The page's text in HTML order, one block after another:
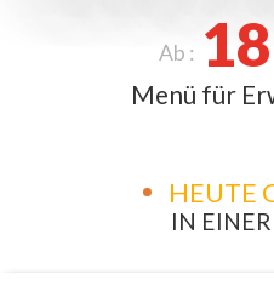
Ab :
Menü für
HEUTE
IN